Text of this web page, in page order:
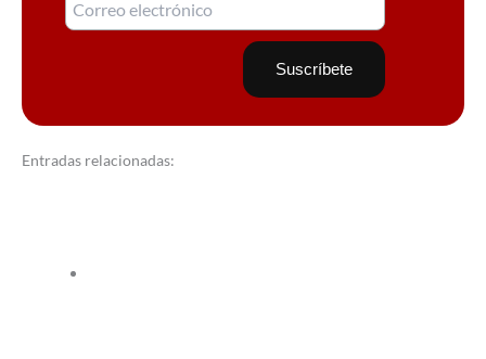
Entradas relacionadas: